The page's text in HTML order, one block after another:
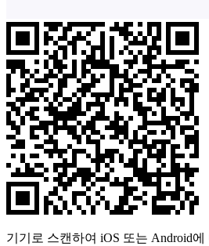
기기로 스캔하여 iOS 또는 Android에